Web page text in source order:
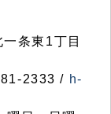
条東1丁目
2333 / h-